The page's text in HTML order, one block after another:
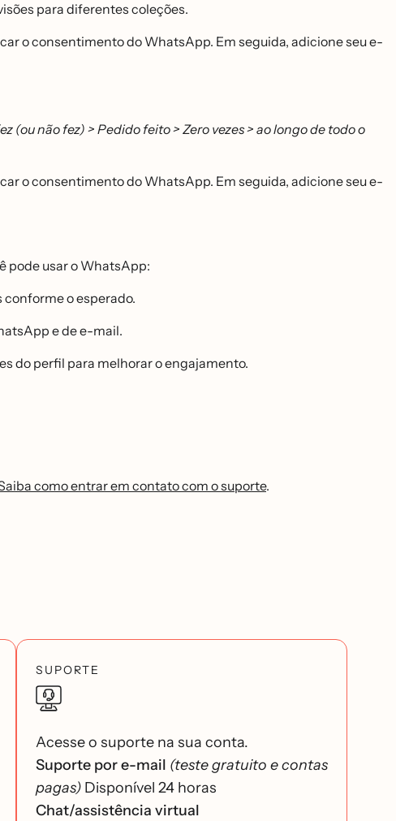
para diferentes coleções.
o consentimento do WhatsApp. Em seguida, adicione seu e-
(ou não fez) > Pedido feito > Zero vezes > ao longo de todo o
o consentimento do WhatsApp. Em seguida, adicione seu e-
pode usar o WhatsApp:
conforme o esperado.
e de e-mail.
do perfil para melhorar o engajamento.
como entrar em contato com o suporte.
SUPORTE
Acesse o suporte na sua conta.
Suporte por e-mail (teste gratuito e contas
pagas) Disponível 24 horas
Chat/assistência virtual